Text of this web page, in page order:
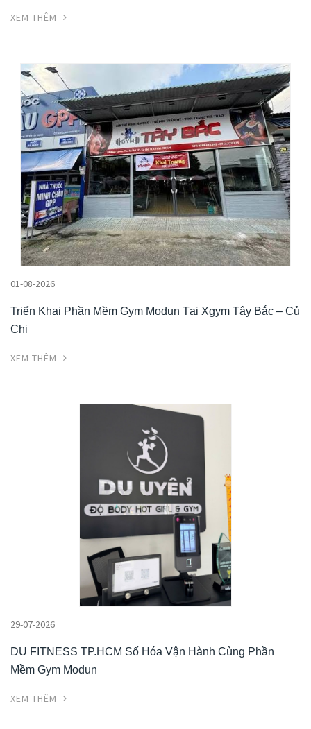
XEM THÊM
01-08-2026
Triển Khai Phần Mềm Gym Modun Tại Xgym Tây Bắc – Củ
Chi
XEM THÊM
29-07-2026
DU FITNESS TP.HCM Số Hóa Vận Hành Cùng Phần
Mềm Gym Modun
XEM THÊM